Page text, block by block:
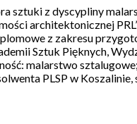
sztuki z dyscypliny
architektonicznej
z zakresu
Sztuk Pięknych,
malarstwo
PLSP w